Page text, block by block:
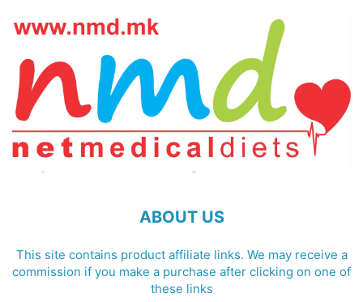
ABOUT US
This site contains product affiliate links. We may receive a
commission if you make a purchase after clicking on one of
these links